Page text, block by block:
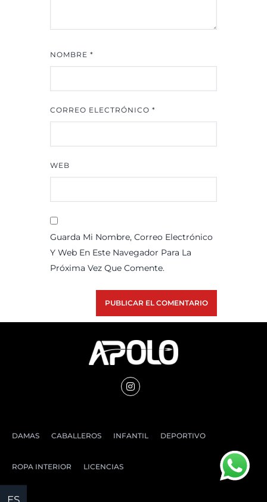
NOMBRE *
CORREO ELECTRÓNICO *
WEB
Guarda Mi Nombre, Correo Electrónico
Y Web En Este Navegador Para La
Próxima Vez Que Comente.
DAMAS CABALLEROS INFANTIL DEPORTIVO
ROPA INTERIOR LICENCIAS